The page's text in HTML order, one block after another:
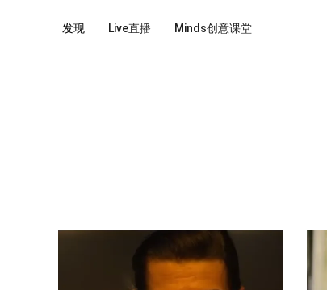
发现 Live直播 Minds创意课堂